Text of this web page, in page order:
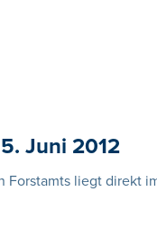
Juni 2012
Forstamts liegt direkt